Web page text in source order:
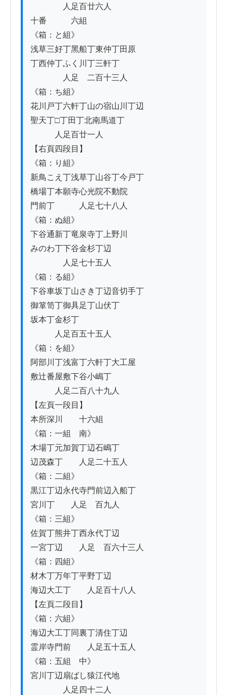
人足百廿六人
十番　　　六組
《箱：と組》
浅草三好丁黑船丁東仲丁田原
丁西仲丁ふく川丁三軒丁
人足　二百十三人
《箱：ち組》
花川戸丁六軒丁山の宿山川丁辺
聖天丁□丁田丁北南馬道丁
人足百廿一人
【右頁四段目】
《箱：り組》
新鳥こえ丁浅草丁山谷丁今戸丁
橋場丁本願寺心光院不動院
門前丁　　　人足七十八人
《箱：ぬ組》
下谷通新丁竜泉寺丁上野川
みのわ丁下谷金杉丁辺
人足七十五人
《箱：る組》
下谷車坂丁山さき丁辺音切手丁
御箪笥丁御具足丁山伏丁
坂本丁金杉丁
人足百五十五人
《箱：を組》
阿部川丁浅富丁六軒丁大工屋
敷辻番屋敷下谷小嶋丁
人足二百八十九人
【左頁一段目】
本所深川　　十六組
《箱：一組　南》
木場丁元加賀丁辺石嶋丁
辺茂森丁　　人足二十五人
《箱：二組》
黒江丁辺永代寺門前辺入船丁
宮川丁　　人足　百九人
《箱：三組》
佐賀丁熊井丁西永代丁辺
一宮丁辺　　人足　百六十三人
《箱：四組》
材木丁万年丁平野丁辺
海辺大工丁　　人足百十八人
【左頁二段目】
《箱：六組》
海辺大工丁同裏丁清住丁辺
霊岸寺門前　　人足五十五人
《箱：五組　中》
宮川丁辺扇ばし猿江代地
人足四十二人